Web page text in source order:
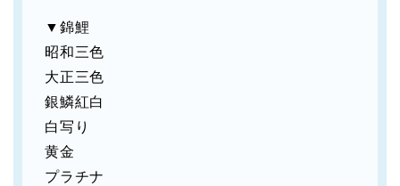
▼錦鯉
昭和三色
大正三色
銀鱗紅白
白写り
黄金
プラチナ